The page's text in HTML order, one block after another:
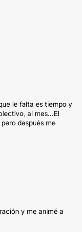
le falta es tiempo y
al mes...El
después me
y me animé a